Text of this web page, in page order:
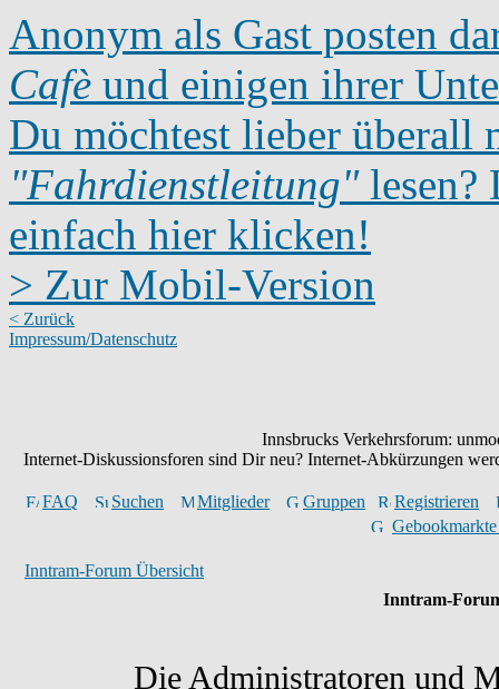
Anonym als Gast posten
Cafè und einigen ihrer
Du möchtest lieber überall
"Fahrdienstleitung"lesen?
einfach hier klicken!
> Zur Mobil-Version
< Zurück
Impressum/Datenschutz
Innsbrucks Verkehrsforum:
Internet-Diskussionsforen sind Dir neu? Internet-Abkürzungen
FAQ Suchen Mitglieder Gruppen
Registrieren
Inntram-Forum Übersicht
Inntram-
Die Administratoren und